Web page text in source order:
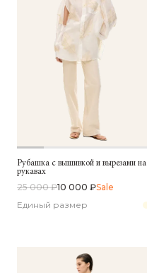
Рубашка c вышивкой и вырезами на
рукавах
25 000 ₽10 000 ₽Sale
Единый размер